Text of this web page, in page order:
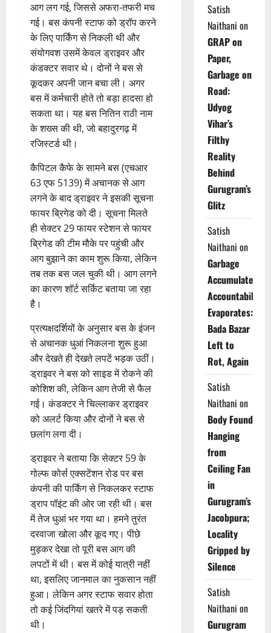
आग लग गई, जिससे अफरा-तफरी मच
गई। बस कंपनी स्टाफ को ड्रॉप करने
के लिए पार्किंग से निकली थी और
संयोगवश उसमें केवल ड्राइवर और
कंडक्टर सवार थे। दोनों ने बस से
कूदकर अपनी जान बचा ली। अगर
बस में कर्मचारी होते तो बड़ा हादसा हो
सकता था। यह बस नितिन राठी नाम
के शख्स की थी, जो बहादुरगढ़ में
रजिस्टर्ड थी।
कैपिटल कैफे के सामने बस (एचआर
63 एफ 5139) में अचानक से आग
लगने के बाद ड्राइवर ने इसकी सूचना
फायर ब्रिगेड को दी। सूचना मिलते
ही सेक्टर 29 फायर स्टेशन से फायर
ब्रिगेड की टीम मौके पर पहुंची और
आग बुझाने का काम शुरू किया, लेकिन
तब तक बस जल चुकी थी। आग लगने
का कारण शॉर्ट सर्किट बताया जा रहा
है।
प्रत्यक्षदर्शियों के अनुसार बस के इंजन
से अचानक धुआं निकलना शुरू हुआ
और देखते ही देखते लपटें भड़क उठीं।
ड्राइवर ने बस को साइड में रोकने की
कोशिश की, लेकिन आग तेजी से फैल
गई। कंडक्टर ने चिल्लाकर ड्राइवर
को अलर्ट किया और दोनों ने बस से
छलांग लगा दी।
ड्राइवर ने बताया कि सेक्टर 59 के
गोल्फ कोर्स एक्सटेंशन रोड पर बस
कंपनी की पार्किंग से निकलकर स्टाफ
ड्राप पॉइंट की ओर जा रही थी। बस
में तेज धुआं भर गया था। हमने तुरंत
दरवाजा खोला और कूद गए। पीछे
मुड़कर देखा तो पूरी बस आग की
लपटों में थी। बस में कोई यात्री नहीं
था, इसलिए जानमाल का नुकसान नहीं
हुआ। लेकिन अगर स्टाफ सवार होता
तो कई जिंदगियां खतरे में पड़ सकती
थी।
Satish
Naithani on
GRAP on
Paper,
Garbage on
Road:
Udyog
Vihar’s
Filthy
Reality
Behind
Gurugram’s
Glitz
Satish
Naithani on
Garbage
Accumulates,
Accountability
Evaporates:
Bada Bazar
Left to
Rot, Again
Satish
Naithani on
Body Found
Hanging
from
Ceiling Fan
in
Gurugram’s
Jacobpura;
Locality
Gripped by
Silence
Satish
Naithani on
Gurugram